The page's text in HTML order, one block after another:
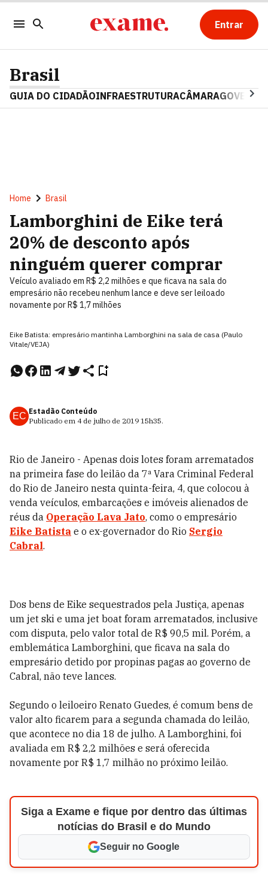
Entrar
Brasil
GUIA DO CIDADÃOINFRAESTRUTURACÂMARAGOVERNO
Home Brasil
Lamborghini de Eike terá
20% de desconto após
ninguém querer comprar
Veículo avaliado em R$ 2,2 milhões e que ficava na sala do
empresário não recebeu nenhum lance e deve ser leiloado
novamente por R$ 1,7 milhões
Eike Batista: empresário mantinha Lamborghini na sala de casa (Paulo
Vitale/VEJA)
EC Estadão Conteúdo
Publicado em 4 de julho de 2019 15h35.
Rio de Janeiro - Apenas dois lotes foram arrematados
na primeira fase do leilão da 7ª Vara Criminal Federal
do Rio de Janeiro nesta quinta-feira, 4, que colocou à
venda veículos, embarcações e imóveis alienados de
réus da Operação Lava Jato, como o empresário
Eike Batista e o ex-governador do Rio Sergio
Cabral.
Dos bens de Eike sequestrados pela Justiça, apenas
um jet ski e uma jet boat foram arrematados, inclusive
com disputa, pelo valor total de R$ 90,5 mil. Porém, a
emblemática Lamborghini, que ficava na sala do
empresário detido por propinas pagas ao governo de
Cabral, não teve lances.
Segundo o leiloeiro Renato Guedes, é comum bens de
valor alto ficarem para a segunda chamada do leilão,
que acontece no dia 18 de julho. A Lamborghini, foi
avaliada em R$ 2,2 milhões e será oferecida
novamente por R$ 1,7 milhão no próximo leilão.
Siga a Exame e fique por dentro das últimas
notícias do Brasil e do Mundo
Seguir no Google